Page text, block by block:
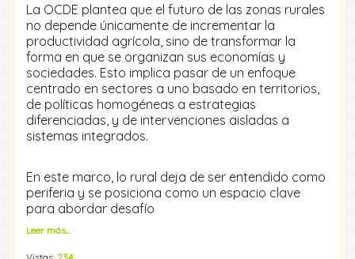
La OCDE plantea que el futuro de las zonas rurales
no depende únicamente de incrementar la
productividad agrícola, sino de transformar la
forma en que se organizan sus economías y
sociedades. Esto implica pasar de un enfoque
centrado en sectores a uno basado en territorios,
de políticas homogéneas a estrategias
diferenciadas, y de intervenciones aisladas a
sistemas integrados.
En este marco, lo rural deja de ser entendido como
periferia y se posiciona como un espacio clave
para abordar desafío
Leer más…